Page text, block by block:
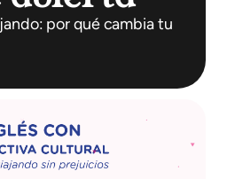
por qué cambia tu